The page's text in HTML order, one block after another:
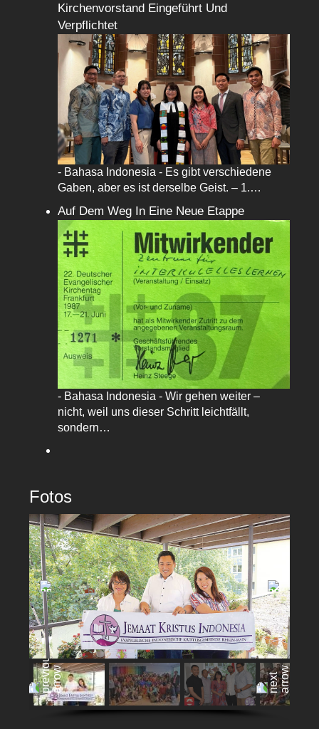
Kirchenvorstand Eingeführt Und
Verpflichtet
- Bahasa Indonesia - Es gibt verschiedene
Gaben, aber es ist derselbe Geist. – 1.…
Auf Dem Weg In Eine Neue Etappe
- Bahasa Indonesia - Wir gehen weiter –
nicht, weil uns dieser Schritt leichtfällt,
sondern…
Fotos